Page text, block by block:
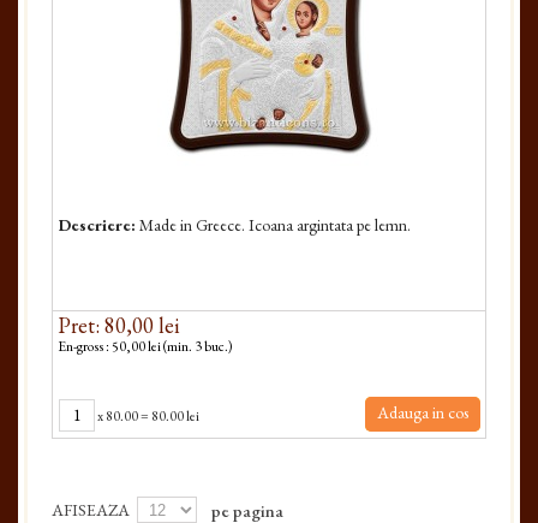
Descriere: Made in Greece. Icoana argintata pe lemn.
Pret: 80,00 lei
En-gross : 50,00 lei (min. 3 buc.)
x80.00= 80.00 lei Adauga in cos
AFISEAZA pe pagina